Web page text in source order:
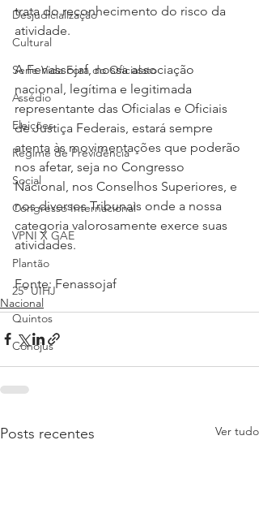
Desjudicialização
Cultural
Serie Vida Fora do Oficialato
Assédio
Eleições
Regime de Previdência
Social
Congresso Internacional
VPNI X GAE
Plantão
25º UIHJ
Quintos
Conojus
trata do reconhecimento do risco da
atividade.
A Fenassojaf, nossa associação
nacional, legítima e legitimada
representante das Oficialas e Oficiais
de Justiça Federais, estará sempre
atenta às movimentações que poderão
nos afetar, seja no Congresso
Nacional, nos Conselhos Superiores, e
nos diversos Tribunais onde a nossa
categoria valorosamente exerce suas
atividades.
Fonte: Fenassojaf
Nacional
Posts recentes Ver tudo